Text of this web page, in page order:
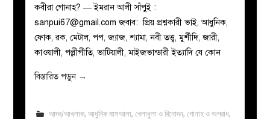
মজলিস
প্রশ্ন
করুন
কবীরা গোনাহ? — ইমরান আলী সাঁপুই :
sanpui67@gmail.com জবাব: প্রিয় প্রশ্নকারী ভাই, আধুনিক,
ফোক, রক, মেটাল, পপ, জ্যাজ, শ্যামা, নবী তত্ত্ব, মুর্শীদি, জারী,
কাওয়ালী, পল্লীগীতি, ভাটিয়ালী, মাইজভান্ডারী ইত্যাদি যে কোন
বিস্তারিত পড়ুন →
আদব/আখলাক, আধুনিক মাসআলা, খেলাধুলা ও বিনোদন, গোনাহ ও অপরাধ,